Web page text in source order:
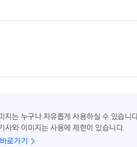
지는 누구나 자유롭게 사용하실 수 있습니
사와 이미지는 사용에 제한이 있습니다.
로가기